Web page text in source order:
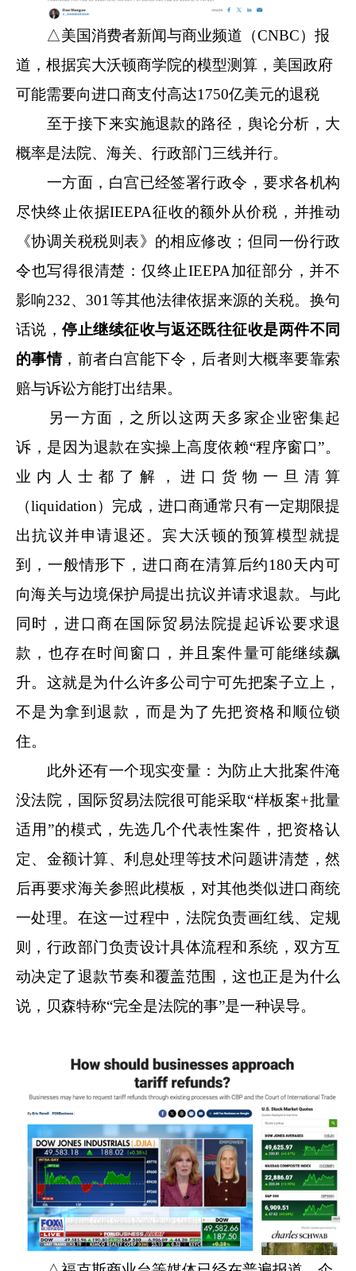
△美国消费者新闻与商业频道（CNBC）报
道，根据宾大沃顿商学院的模型测算，美国政府
可能需要向进口商支付高达1750亿美元的退税
至于接下来实施退款的路径，舆论分析，大
概率是法院、海关、行政部门三线并行。
一方面，白宫已经签署行政令，要求各机构
尽快终止依据IEEPA征收的额外从价税，并推动
《协调关税税则表》的相应修改；但同一份行政
令也写得很清楚：仅终止IEEPA加征部分，并不
影响232、301等其他法律依据来源的关税。换句
话说，停止继续征收与返还既往征收是两件不同
的事情，前者白宫能下令，后者则大概率要靠索
赔与诉讼方能打出结果。
另一方面，之所以这两天多家企业密集起
诉，是因为退款在实操上高度依赖“程序窗口”。
业内人士都了解，进口货物一旦清算
（liquidation）完成，进口商通常只有一定期限提
出抗议并申请退还。宾大沃顿的预算模型就提
到，一般情形下，进口商在清算后约180天内可
向海关与边境保护局提出抗议并请求退款。与此
同时，进口商在国际贸易法院提起诉讼要求退
款，也存在时间窗口，并且案件量可能继续飙
升。这就是为什么许多公司宁可先把案子立上，
不是为拿到退款，而是为了先把资格和顺位锁
住。
此外还有一个现实变量：为防止大批案件淹
没法院，国际贸易法院很可能采取“样板案+批量
适用”的模式，先选几个代表性案件，把资格认
定、金额计算、利息处理等技术问题讲清楚，然
后再要求海关参照此模板，对其他类似进口商统
一处理。在这一过程中，法院负责画红线、定规
则，行政部门负责设计具体流程和系统，双方互
动决定了退款节奏和覆盖范围，这也正是为什么
说，贝森特称“完全是法院的事”是一种误导。